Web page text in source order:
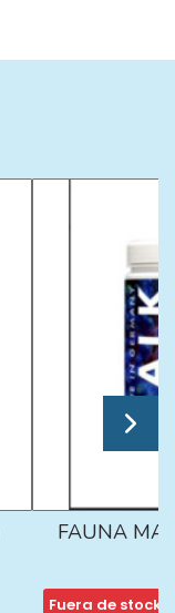
FAUNA
Fuera de stock